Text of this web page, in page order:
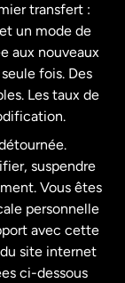
transfert :
un mode de
aux nouveaux
fois. Des
Les taux de
suspendre
Vous êtes
personnelle
avec cette
site internet
ci-dessous